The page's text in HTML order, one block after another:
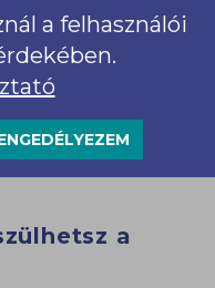
kapcsolatot
is fontosak,
is
is időnként
nagyban
a
a felhasználói